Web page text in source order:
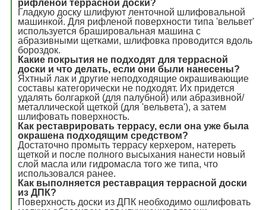
рифленой террасной доски?
Гладкую доску шлифуют ленточной шлифовальной
машинкой. Для рифленой поверхности типа 'вельвет'
используется брашировальная машина с
абразивными щетками, шлифовка проводится вдоль
бороздок.
Какие покрытия не подходят для террасной
доски и что делать, если они были нанесены?
Яхтный лак и другие неподходящие окрашивающие
составы категорически не подходят. Их придется
удалять болгаркой (для палубной) или абразивной/
металлической щеткой (для 'вельвета'), а затем
шлифовать поверхность.
Как реставрировать террасу, если она уже была
окрашена подходящим средством?
Достаточно промыть террасу керхером, натереть
щеткой и после полного высыхания нанести новый
слой масла или гидромасла того же типа, что
использовался ранее.
Как выполняется реставрация террасной доски
из ДПК?
Поверхность доски из ДПК необходимо ошлифовать